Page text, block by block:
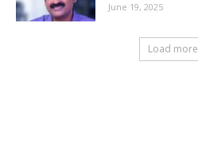
June 19, 2025
Load more